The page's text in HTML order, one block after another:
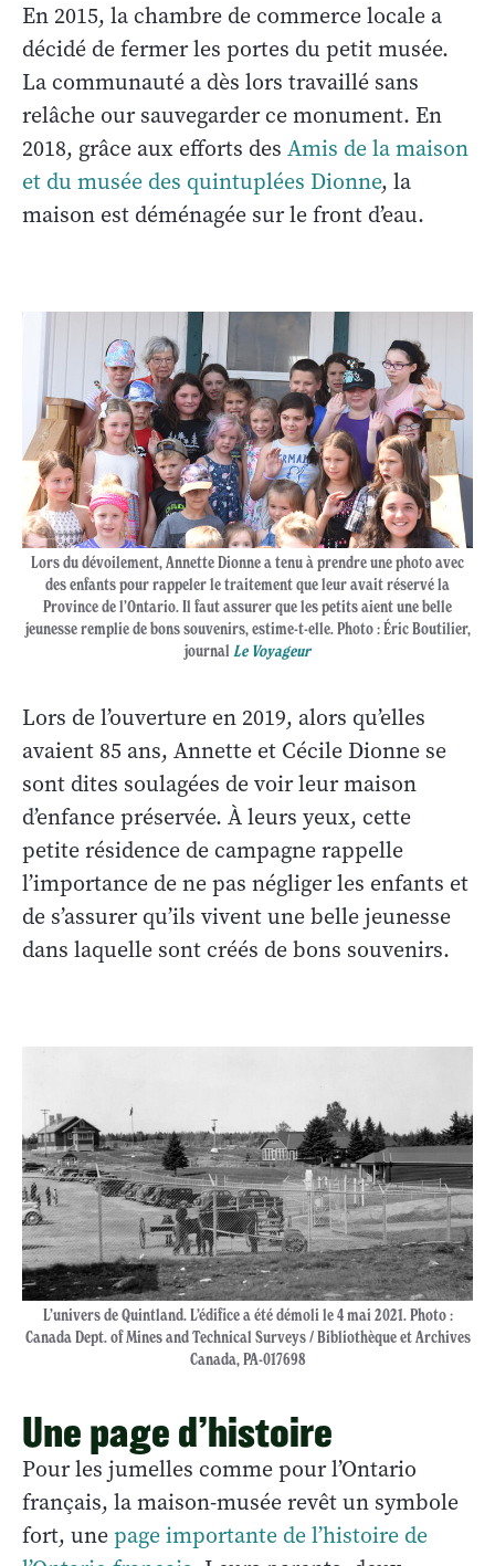
En 2015, la chambre de commerce locale a
décidé de fermer les portes du petit musée.
La communauté a dès lors travaillé sans
relâche our sauvegarder ce monument. En
2018, grâce aux efforts des Amis de la maison
et du musée des quintuplées Dionne, la
maison est déménagée sur le front d’eau.
Lors du dévoilement, Annette Dionne a tenu à prendre une photo avec
des enfants pour rappeler le traitement que leur avait réservé la
Province de l’Ontario. Il faut assurer que les petits aient une belle
jeunesse remplie de bons souvenirs, estime-t-elle. Photo : Éric Boutilier,
journal Le Voyageur
Lors de l’ouverture en 2019, alors qu’elles
avaient 85 ans, Annette et Cécile Dionne se
sont dites soulagées de voir leur maison
d’enfance préservée. À leurs yeux, cette
petite résidence de campagne rappelle
l’importance de ne pas négliger les enfants et
de s’assurer qu’ils vivent une belle jeunesse
dans laquelle sont créés de bons souvenirs.
L’univers de Quintland. L’édifice a été démoli le 4 mai 2021. Photo :
Canada Dept. of Mines and Technical Surveys / Bibliothèque et Archives
Canada, PA-017698
Une page d’histoire
Pour les jumelles comme pour l’Ontario
français, la maison-musée revêt un symbole
fort, unepage importante de l’histoire de